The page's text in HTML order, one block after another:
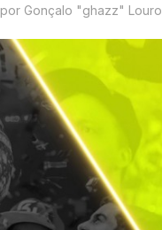
por Gonçalo "ghazz" Louro